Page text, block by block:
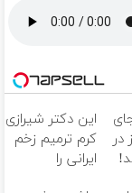
روز در
این دکتر شیرازی
کرم ترمیم زخم
ایرانی را